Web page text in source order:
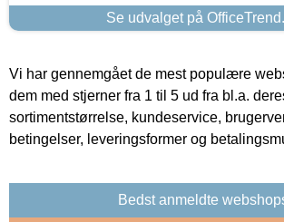
Se udvalget på
Vi har gennemgået de mest populære
dem med stjerner fra 1 til 5 ud fra bl.a.
sortimentstørrelse, kundeservice,
betingelser, leveringsformer og
Bedst anmeldte